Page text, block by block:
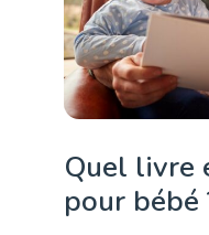
Quel livre
pour bébé